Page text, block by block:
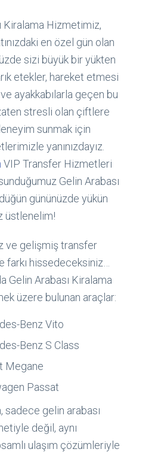
Kiralama Hizmetimiz,
en özel gün olan
sizi büyük bir yükten
etekler, hareket etmesi
ayakkabılarla geçen bu
stresli olan çiftlere
sunmak için
yanınızdayız.
VIP Transfer Hizmetleri
Gelin Arabası
gününüzde yükün
üstlenelim!
ve gelişmiş transfer
hissedeceksiniz…
Gelin Arabası Kiralama
üzere bulunan araçlar:
Benz Vito
Benz S Class
Megane
Passat
sadece gelin arabası
değil, aynı
ulaşım çözümleriyle